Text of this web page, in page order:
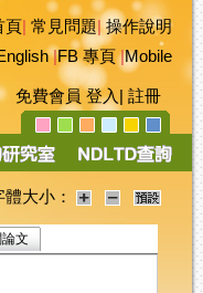
頁 常見問題|操作說明
|FB 專頁|Mobile
免費會員 登入 註冊
體大小：
文